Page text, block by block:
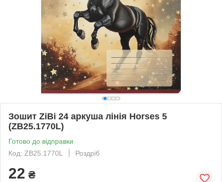
Зошит ZiBi 24 аркуша лінія Horses 5
(ZB25.1770L)
Готово до відправки
Код: ZB25.1770L
Роздріб
22 ₴